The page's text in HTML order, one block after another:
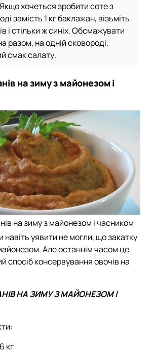
хочеться зробити соте з
замість 1 кг баклажан, візьміть
і стільки ж синіх. Обсмажувати
разом, на одній сковороді.
смак салату.
на зиму з майонезом і
на зиму з майонезом і часником
уявити не могли, що закатку
Але останнім часом це
спосіб консервування овочів на
НА ЗИМУ З МАЙОНЕЗОМ І
кг